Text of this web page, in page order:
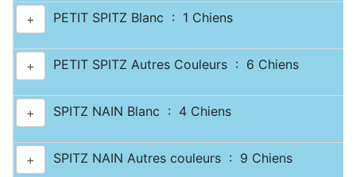
+ PETIT SPITZ Blanc : 1 Chiens
+ PETIT SPITZ Autres Couleurs : 6 Chiens
+ SPITZ NAIN Blanc : 4 Chiens
+ SPITZ NAIN Autres couleurs : 9 Chiens